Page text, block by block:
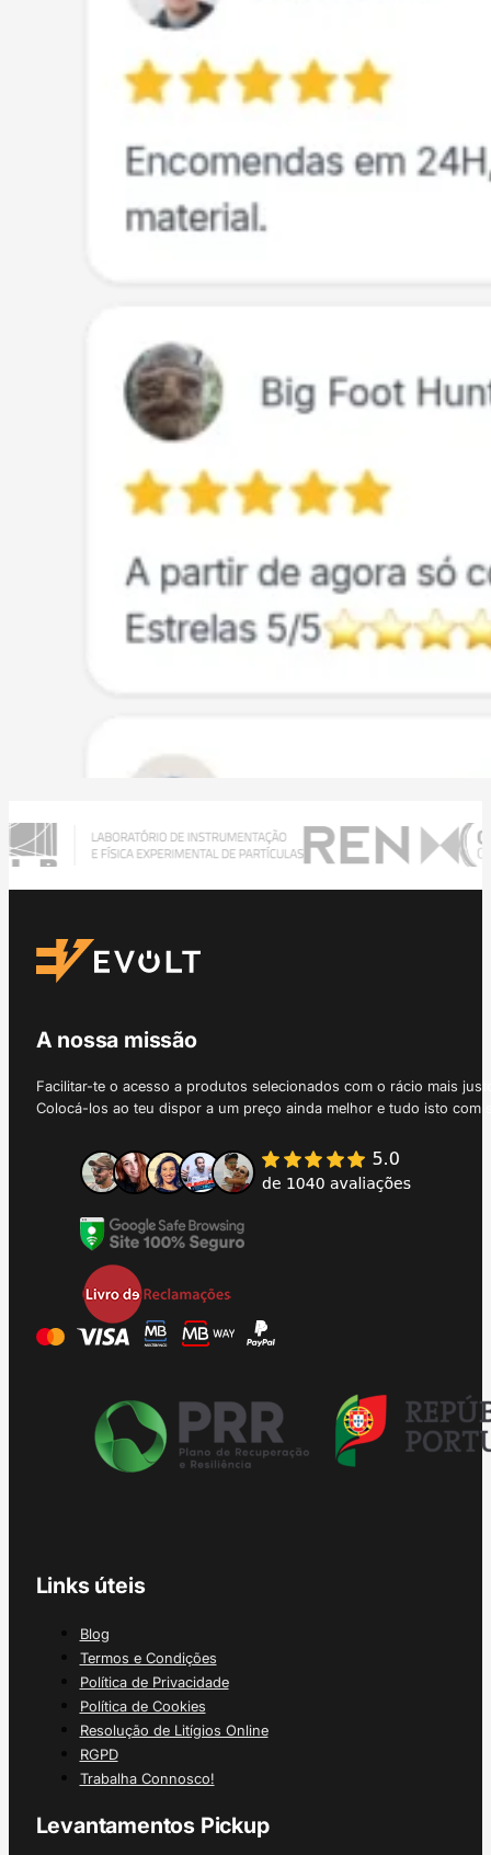
A nossa missão
Facilitar-te o acesso a produtos selecionados com o rácio mais
Colocá-los ao teu dispor a um preço ainda melhor e tudo isto
Links úteis
Blog
Termos e Condições
Política de Privacidade
Política de Cookies
Resolução de Litígios Online
RGPD
Trabalha Connosco!
Levantamentos Pickup